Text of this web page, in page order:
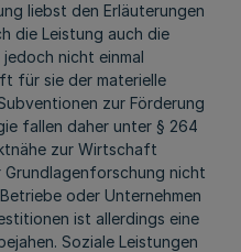
liebst den Erläuterungen
die Leistung auch die
nicht einmal
für sie der materielle
zur Förderung
fallen daher unter § 264
zur Wirtschaft
nicht
oder Unternehmen
ist allerdings eine
Soziale Leistungen